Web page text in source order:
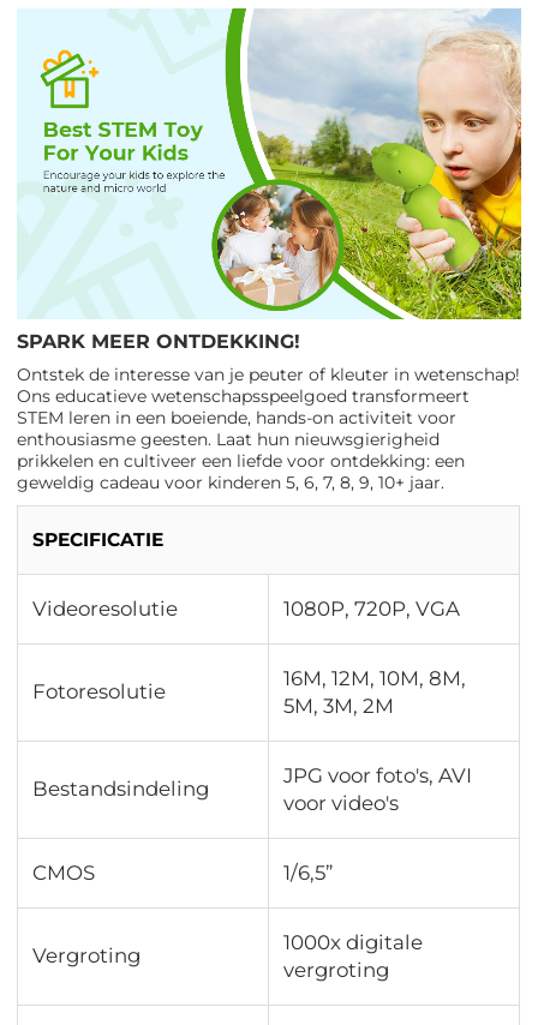
SPARK MEER ONTDEKKING!
Ontstek de interesse van je peuter of kleuter in wetenschap!
Ons educatieve wetenschapsspeelgoed transformeert
STEM leren in een boeiende, hands-on activiteit voor
enthousiasme geesten. Laat hun nieuwsgierigheid
prikkelen en cultiveer een liefde voor ontdekking: een
geweldig cadeau voor kinderen 5, 6, 7, 8, 9, 10+ jaar.
SPECIFICATIE
Videoresolutie 1080P, 720P, VGA
Fotoresolutie
16M, 12M, 10M, 8M,
5M, 3M, 2M
Bestandsindeling
JPG voor foto's, AVI
voor video's
CMOS 1/6,5”
Vergroting
1000x digitale
vergroting